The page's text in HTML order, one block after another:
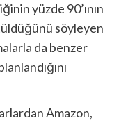
yüzde 90’ının
söyleyen
da benzer
Amazon,